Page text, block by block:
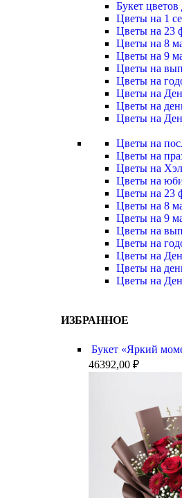
Букет
Цветы на 1
Цветы на 23
Цветы на 8
Цветы на 9
Цветы на
Цветы на
Цветы на
Цветы на
Цветы на
Цветы на
Цветы на
Цветы на
Цветы на
Цветы на 23
Цветы на 8
Цветы на 9
Цветы на
Цветы на
Цветы на
Цветы на
Цветы на
ИЗБРАННОЕ
Букет «Яркий
46392,00 ₽